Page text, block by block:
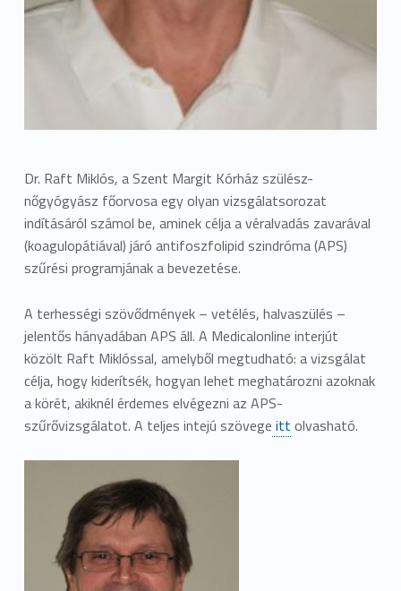
Dr. Raft Miklós, a Szent Margit Kórház szülész-
nőgyógyász főorvosa egy olyan vizsgálatsorozat
indításáról számol be, aminek célja a véralvadás zavarával
(koagulopátiával) járó antifoszfolipid szindróma (APS)
szűrési programjának a bevezetése.
A terhességi szövődmények – vetélés, halvaszülés –
jelentős hányadában APS áll. A Medicalonline interjút
közölt Raft Miklóssal, amelyből megtudható: a vizsgálat
célja, hogy kiderítsék, hogyan lehet meghatározni azoknak
a körét, akiknél érdemes elvégezni az APS-
szűrővizsgálatot. A teljes intejú szövege itt olvasható.